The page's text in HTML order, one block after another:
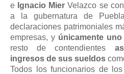
e Ignacio Mier Velazco se
a la gubernatura de
declaraciones patrimoniales
empresas, y únicamente
resto de contendientes
ingresos de sus sueldos
Todos los funcionarios de